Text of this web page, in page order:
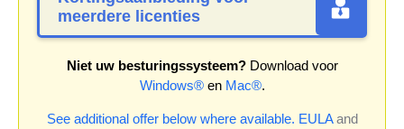
meerdere licenties
Niet uw besturingssysteem?Download voor
Windows®en Mac®.
See additional offer below where available. EULAand